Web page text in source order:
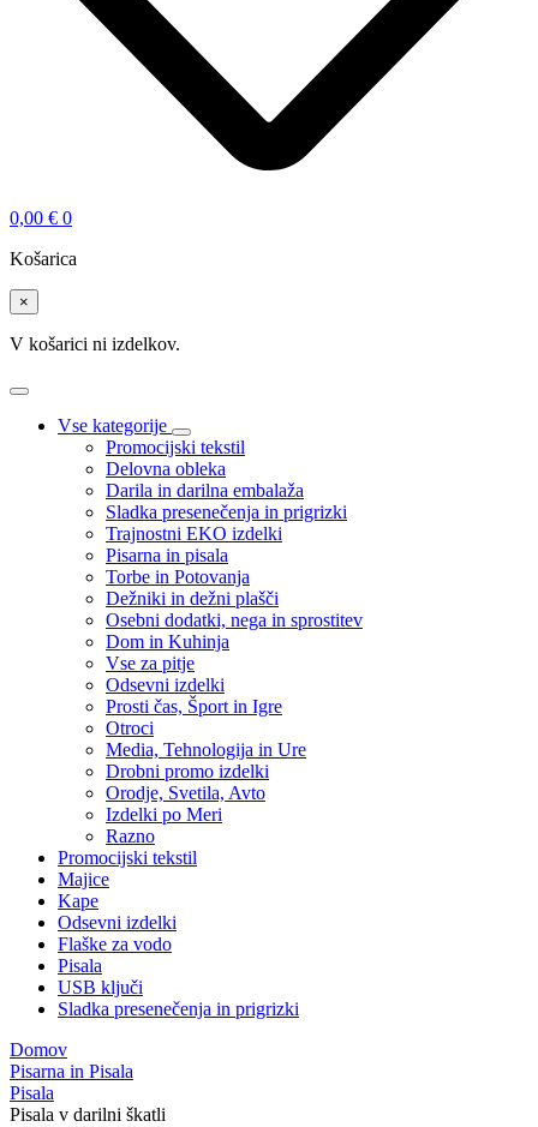
0,00 € 0
Košarica
×
V košarici ni izdelkov.
Vse kategorije
Promocijski tekstil
Delovna obleka
Darila in darilna embalaža
Sladka presenečenja in prigrizki
Trajnostni EKO izdelki
Pisarna in pisala
Torbe in Potovanja
Dežniki in dežni plašči
Osebni dodatki, nega in sprostitev
Dom in Kuhinja
Vse za pitje
Odsevni izdelki
Prosti čas, Šport in Igre
Otroci
Media, Tehnologija in Ure
Drobni promo izdelki
Orodje, Svetila, Avto
Izdelki po Meri
Razno
Promocijski tekstil
Majice
Kape
Odsevni izdelki
Flaške za vodo
Pisala
USB ključi
Sladka presenečenja in prigrizki
Domov
Pisarna in Pisala
Pisala
Pisala v darilni škatli